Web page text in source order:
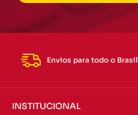
Envios para todo o Brasil
INSTITUCIONAL